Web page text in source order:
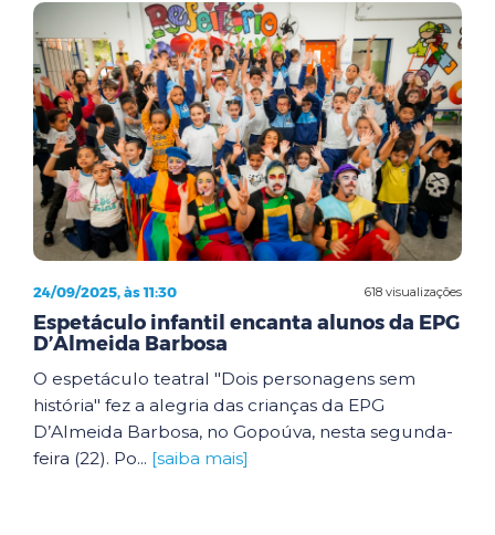
618 visualizações
24/09/2025, às 11:30
Espetáculo infantil encanta alunos da EPG
D’Almeida Barbosa
O espetáculo teatral "Dois personagens sem
história" fez a alegria das crianças da EPG
D’Almeida Barbosa, no Gopoúva, nesta segunda-
feira (22). Po... [saiba mais]